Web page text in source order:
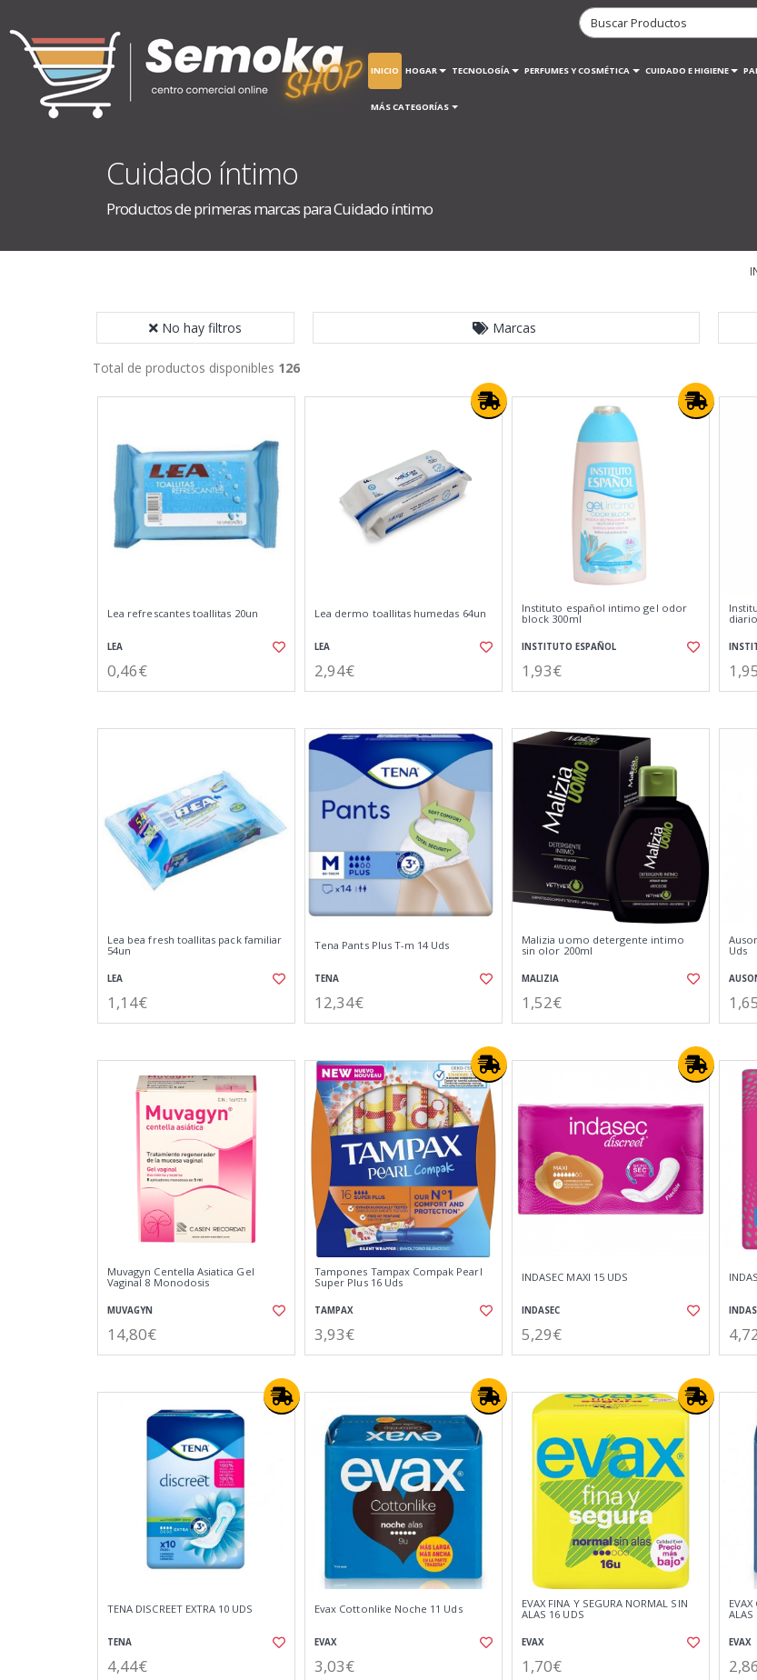
INICIO HOGAR TECNOLOGÍA PERFUMES Y COSMÉTICA CUIDADO E HIGIENE
MÁS CATEGORÍAS
Cuidado íntimo
Productos de primeras marcas para Cuidado íntimo
No hay filtros Marcas
Total de productos disponibles 126
Lea refrescantes toallitas 20un
LEA
0,46€
Lea dermo toallitas humedas 64un
LEA
2,94€
Instituto español intimo gel odor
block 300ml
INSTITUTO ESPAÑOL
1,93€
Lea bea fresh toallitas pack familiar
54un
LEA
1,14€
Tena Pants Plus T-m 14 Uds
TENA
12,34€
Malizia uomo detergente intimo
sin olor 200ml
MALIZIA
1,52€
Uds
Muvagyn Centella Asiatica Gel
Vaginal 8 Monodosis
MUVAGYN
14,80€
Tampones Tampax Compak Pearl
Super Plus 16 Uds
TAMPAX
3,93€
INDASEC MAXI 15 UDS
INDASEC
5,29€
TENA DISCREET EXTRA 10 UDS
TENA
4,44€
Evax Cottonlike Noche 11 Uds
EVAX
3,03€
EVAX FINA Y SEGURA NORMAL SIN
ALAS 16 UDS
EVAX
1,70€
ALAS
EVAX